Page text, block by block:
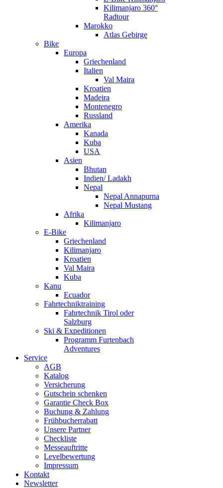
Kilimanjaro 360°
Radtour
Marokko
Atlas Gebirge
Bike
Europa
Griechenland
Italien
Val Maira
Kroatien
Madeira
Montenegro
Russland
Amerika
Kanada
Kuba
USA
Asien
Bhutan
Indien/ Ladakh
Nepal
Nepal Annapurna
Nepal Mustang
Afrika
Kilimanjaro
E-Bike
Griechenland
Kilimanjaro
Kroatien
Val Maira
Kuba
Kanu
Ecuador
Fahrtechniktraining
Fahrtechnik Tirol oder
Salzburg
Ski & Expeditionen
Programm Furtenbach
Adventures
Service
AGB
Katalog
Versicherung
Gutschein schenken
Garantie Check Box
Buchung & Zahlung
Frühbucherrabatt
Unsere Partner
Checkliste
Messeauftritte
Levelbewertung
Impressum
Kontakt
Newsletter